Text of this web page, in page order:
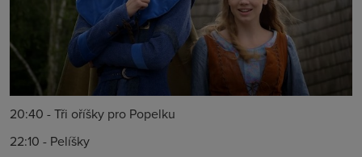
20:40 - Tři oříšky pro Popelku
22:10 - Pelíšky